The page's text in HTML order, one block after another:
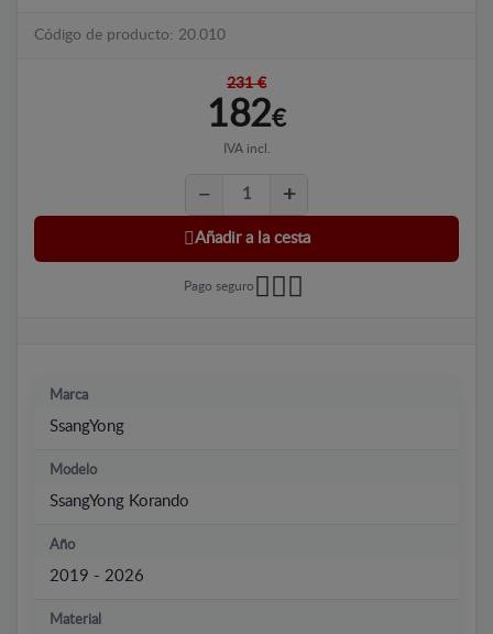
Código de producto: 20.010
231 €
182€
IVA incl.
Añadir a la cesta
Pago seguro
Marca
SsangYong
Modelo
SsangYong Korando
Año
2019 - 2026
Material